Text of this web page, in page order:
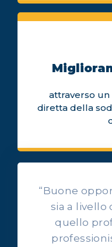
attraverso un
diretta della
OPINIONI
“Buone
sia a livello
quello